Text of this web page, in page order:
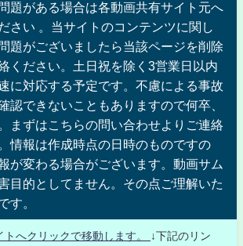
題がある場合は各動画共有サイト元へ
さい 。当サイトのコンテンツに関し
題がございましたら当該ページを削除
ください。土日祝を除く3営業日以内
に対応する予定です。不慮による事故
認できないこともありますので何卒、
まずはこちらの問い合わせよりご連絡
情報は作成時点の日時のものですの
が変わる場合がございます。動画サム
目的としてません。その点ご理解いた
す。
トへクリックで移動します。
↓下記のリン